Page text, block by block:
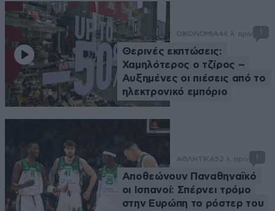
ΟΙΚΟΝΟΜΙΑ44 λ. πριν
Θερινές εκπτώσεις:
Χαμηλότερος ο τζίρος –
Αυξημένες οι πιέσεις από το
ηλεκτρονικό εμπόριο
ΑΘΛΗΤΙΚΑ52 λ. πριν 1
Αποθεώνουν Παναθηναϊκό
οι Ισπανοί: Σπέρνει τρόμο
στην Ευρώπη το ρόστερ του